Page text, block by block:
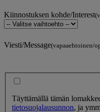
Kiinnostuksen kohde/Interest
Viesti/Message(vapaaehtoinen/
Täyttämällä tämän
tietosuojalausunnon, ja